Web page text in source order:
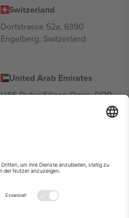
Switzerland
Dorfstrasse 52a, 6390
Engelberg, Switzerland
United Arab Emirates
UAE Dubai Silicon Oasis, DDP
Building A1, Office 302, Dubai,